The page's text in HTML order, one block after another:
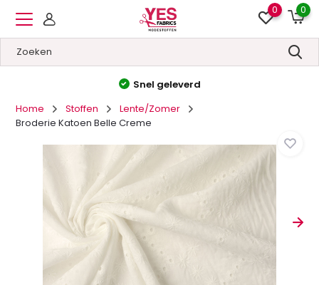
0 0
Hoge kwaliteit&Lage prijzen
Home
Stoffen
Lente/Zomer
Broderie Katoen Belle Creme